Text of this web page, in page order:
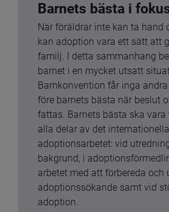
Barnets bästa i
När föräldrar inte kan ta hand
kan adoption vara ett sätt att
familj. I detta sammanhang
barnet i en mycket utsatt
Barnkonvention får inga
före barnets bästa när beslut
fattas. Barnets bästa ska vara
alla delar av det internationella
adoptionsarbetet: vid
bakgrund, i
arbetet med att förbereda och
adoptionssökande samt vid
adoption.